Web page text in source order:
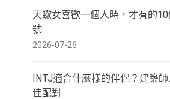
天蠍女喜歡一個人時，才有的
號
2026-07-26
INTJ適合什麼樣的伴侶？建築
佳配對